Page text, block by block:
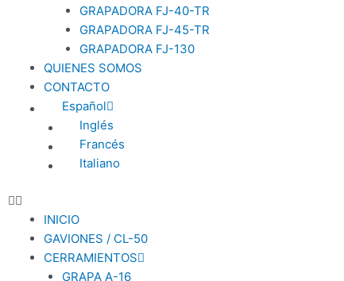
GRAPADORA FJ-40-TR
GRAPADORA FJ-45-TR
GRAPADORA FJ-130
QUIENES SOMOS
CONTACTO
Español
Inglés
Francés
Italiano
INICIO
GAVIONES / CL-50
CERRAMIENTOS
GRAPA A-16